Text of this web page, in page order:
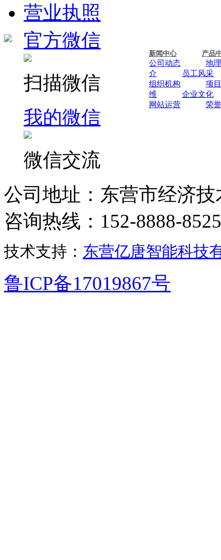
营业执照
新闻中心 产品
公司动态
地
介
员工风采
组织机构
项
维
企业文化
网站运营
荣
官方微信
扫描微信
我的微信
微信交流
公司地址：东营市经济
咨询热线：152-8888-8525
技术支持： 东营亿唐智能科技
鲁ICP备17019867号